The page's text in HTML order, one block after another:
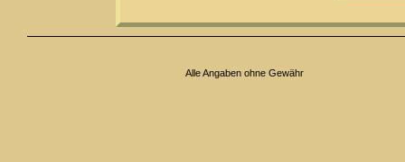
Alle Angaben ohne Gewähr